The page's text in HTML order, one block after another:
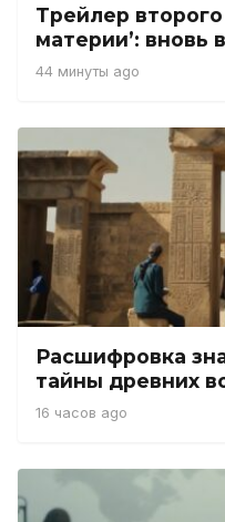
Трейлер
материи’: вновь
44 минуты ago
Расшифровка
тайны древних
16 часов ago